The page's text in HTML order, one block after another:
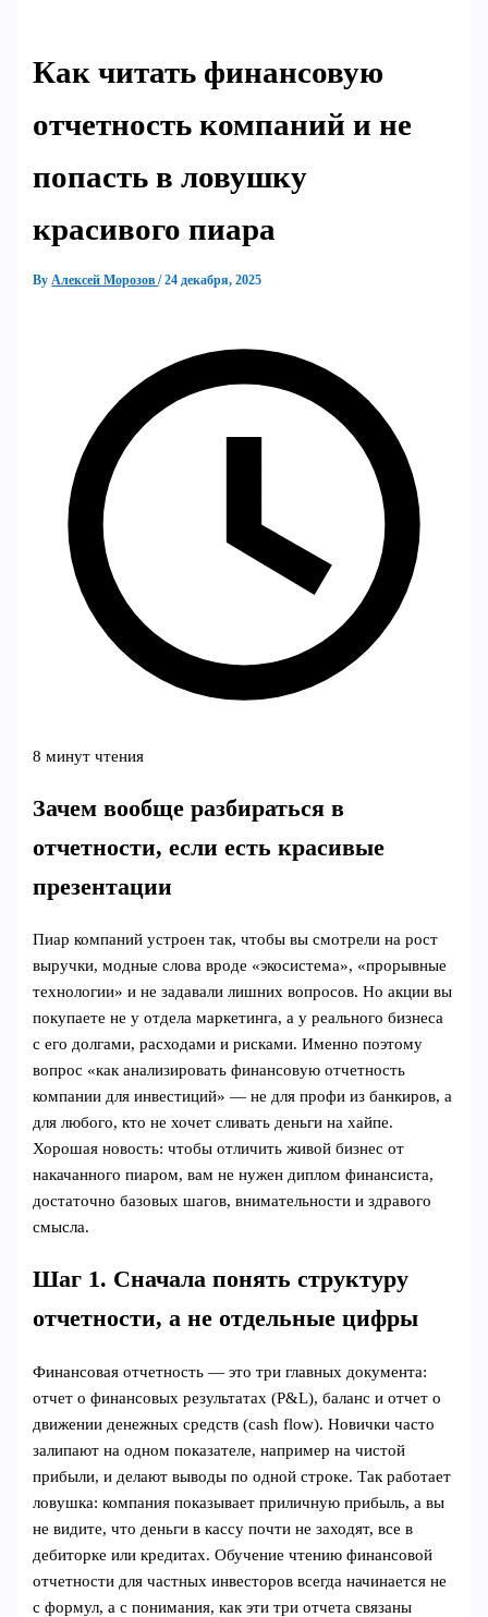
Как читать финансовую
отчетность компаний и не
попасть в ловушку
красивого пиара
ByАлексей Морозов/24 декабря, 2025
8 минут чтения
Зачем вообще разбираться в
отчетности, если есть красивые
презентации
Пиар компаний устроен так, чтобы вы смотрели на рост
выручки, модные слова вроде «экосистема», «прорывные
технологии» и не задавали лишних вопросов. Но акции вы
покупаете не у отдела маркетинга, а у реального бизнеса
с его долгами, расходами и рисками. Именно поэтому
вопрос «как анализировать финансовую отчетность
компании для инвестиций» — не для профи из банкиров, а
для любого, кто не хочет сливать деньги на хайпе.
Хорошая новость: чтобы отличить живой бизнес от
накачанного пиаром, вам не нужен диплом финансиста,
достаточно базовых шагов, внимательности и здравого
смысла.
Шаг 1. Сначала понять структуру
отчетности, а не отдельные цифры
Финансовая отчетность — это три главных документа:
отчет о финансовых результатах (P&L), баланс и отчет о
движении денежных средств (cash flow). Новички часто
залипают на одном показателе, например на чистой
прибыли, и делают выводы по одной строке. Так работает
ловушка: компания показывает приличную прибыль, а вы
не видите, что деньги в кассу почти не заходят, все в
дебиторке или кредитах. Обучение чтению финансовой
отчетности для частных инвесторов всегда начинается не
с формул, а с понимания, как эти три отчета связаны